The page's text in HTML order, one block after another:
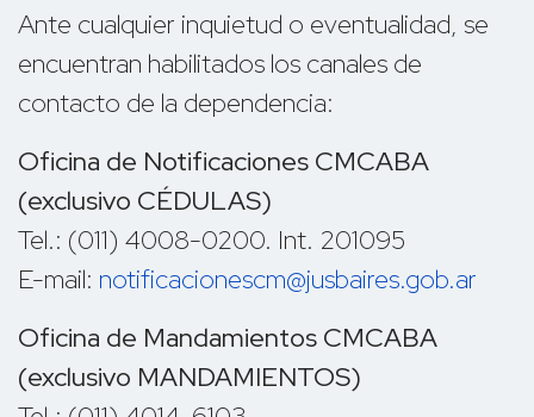
Ante cualquier inquietud o eventualidad, se
encuentran habilitados los canales de
contacto de la dependencia:
Oficina de Notificaciones CMCABA
(exclusivo CÉDULAS)
Tel.: (011) 4008-0200. Int. 201095
E-mail: notificacionescm@jusbaires.gob.ar
Oficina de Mandamientos CMCABA
(exclusivo MANDAMIENTOS)